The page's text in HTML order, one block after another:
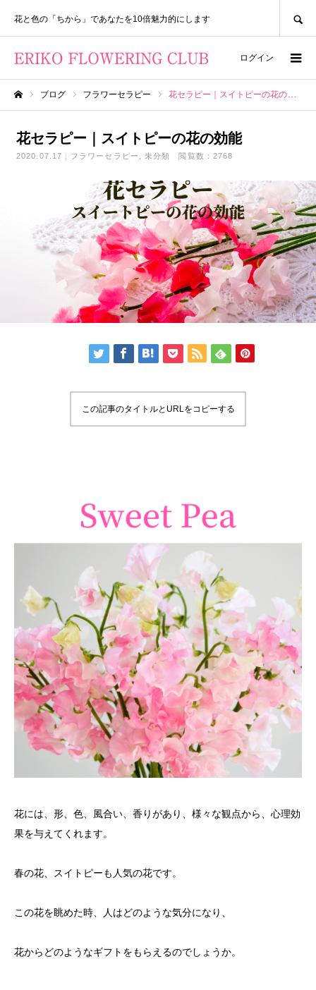
花と色の「ちから」であなたを10倍魅力的にします
ログイン
ブログ フラワーセラピー 花セラピー｜スイトピーの花の効能
花セラピー｜スイトピーの花の効能
2020.07.17 フラワーセラピー 未分類 閲覧数：2768
この記事のタイトルとURLをコピーする
花には、形、色、風合い、香りがあり、様々な観点から、心理効
果を与えてくれます。
春の花、スイトピーも人気の花です。
この花を眺めた時、人はどのような気分になり、
花からどのようなギフトをもらえるのでしょうか。